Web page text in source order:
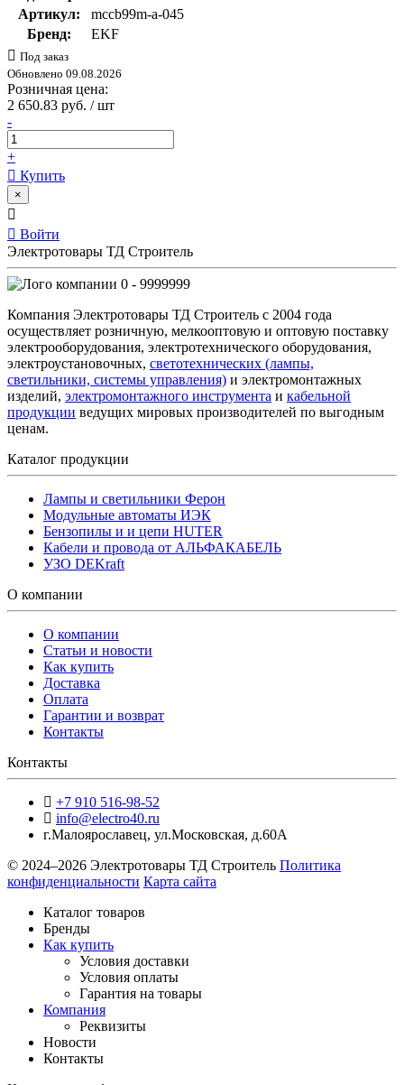
Артикул:
mccb99m-a-045
Бренд:
EKF
Под заказ
Обновлено 09.08.2026
Розничная цена:
2 650.83 руб. / шт
-
+
Купить
×
Войти
Электротовары ТД Строитель
0 - 9999999
Компания Электротовары ТД Строитель с 2004 года
осуществляет розничную, мелкооптовую и оптовую поставку
электрооборудования, электротехнического оборудования,
электроустановочных, светотехнических (лампы,
светильники, системы управления) и электромонтажных
изделий, электромонтажного инструмента и кабельной
продукции ведущих мировых производителей по выгодным
ценам.
Каталог продукции
Лампы и светильники Ферон
Модульные автоматы ИЭК
Бензопилы и и цепи HUTER
Кабели и провода от АЛЬФАКАБЕЛЬ
УЗО DEKraft
О компании
О компании
Статьи и новости
Как купить
Доставка
Оплата
Гарантии и возврат
Контакты
Контакты
+7 910 516-98-52
info@electro40.ru
г.Малоярославец, ул.Московская, д.60А
© 2024–2026 Электротовары ТД Строитель Политика
конфиденциальности Карта сайта
Каталог товаров
Бренды
Как купить
Условия доставки
Условия оплаты
Гарантия на товары
Компания
Реквизиты
Новости
Контакты